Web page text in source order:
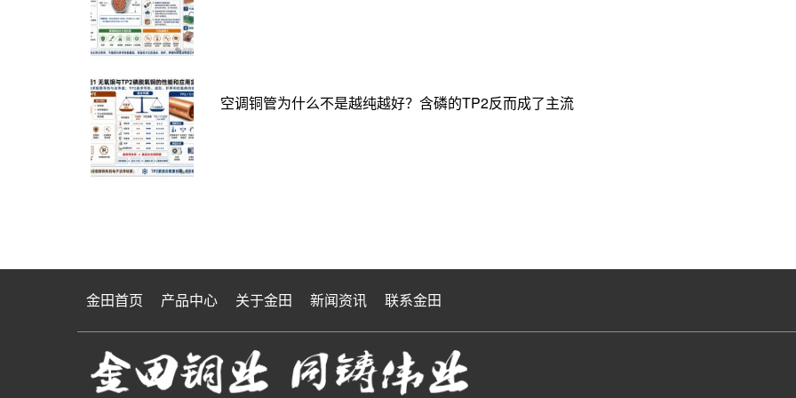
空调铜管为什么不是越纯越好？含磷的TP2反而成了主流
金田首页 产品中心 关于金田 新闻资讯 联系金田